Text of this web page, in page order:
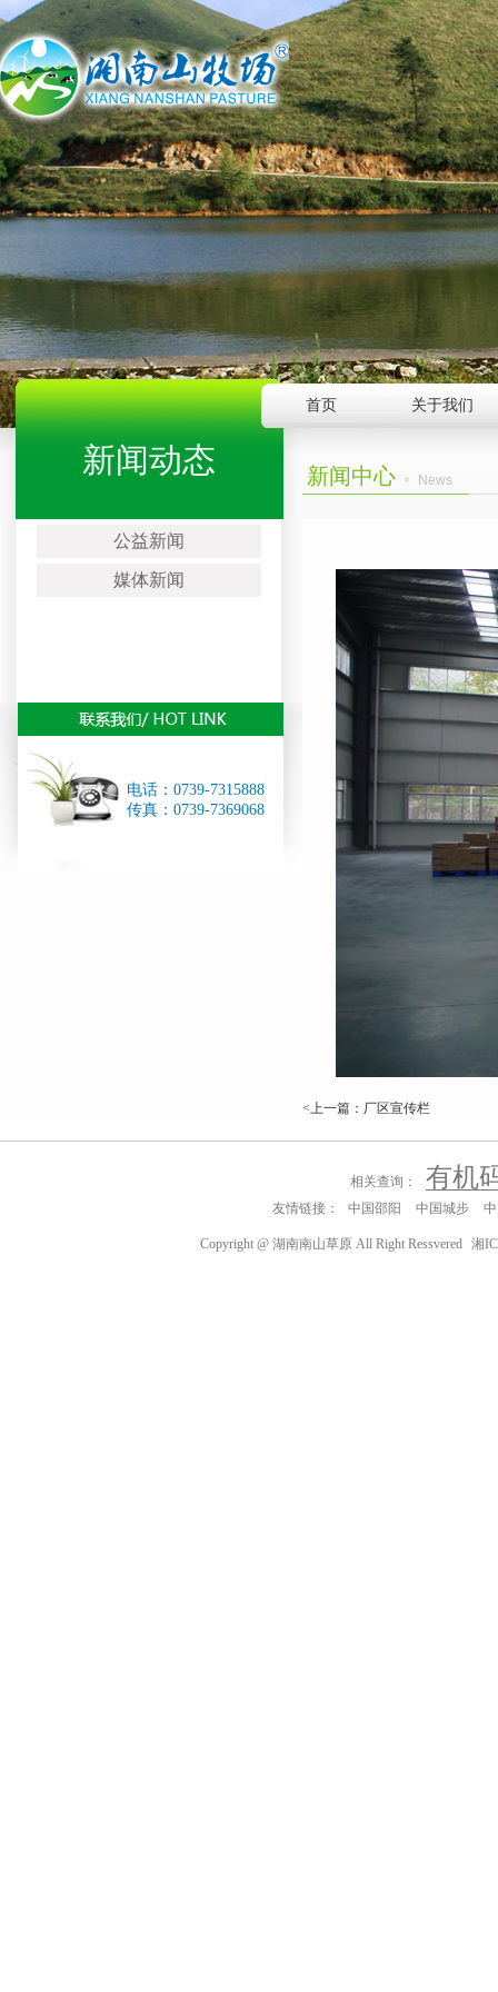
首页 关于我们
新闻动态
公益新闻
媒体新闻
电话：0739-7315888
传真：0739-7369068
新闻中心 News
<上一篇：厂区宣传栏
相关查询： 有机
友情链接： 中国邵阳 中国城步
Copyright @ 湖南南山草原 All Right Ressvered 湘